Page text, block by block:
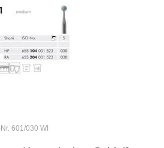
601/030 WI